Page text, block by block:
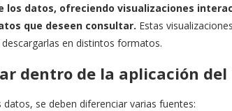
datos, ofreciendo visualizaciones
que deseen consultar. Estas
en distintos formatos.
dentro de la aplicación del
se deben diferenciar varias fuentes: